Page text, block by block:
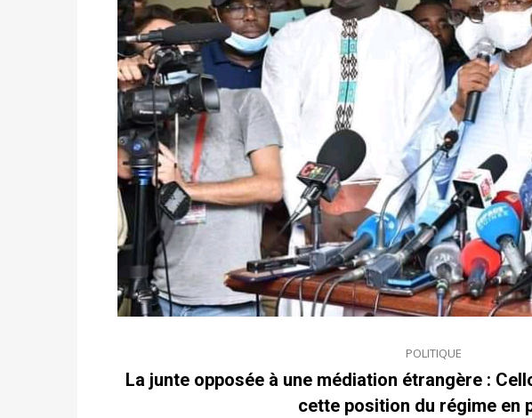
POLITIQUE
La junte opposée à une médiation étrangère :
cette position du régime en